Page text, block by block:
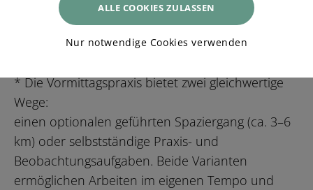
07.30
Uhr
Fragen,
Abschlussspaziergang
& Abreise
* Die Vormittagspraxis bietet zwei gleichwertige
Wege:
einen optionalen geführten Spaziergang (ca. 3–6
km) oder selbstständige Praxis- und
Beobachtungsaufgaben. Beide Varianten
ermöglichen Arbeiten im eigenen Tempo und
ALLE COOKIES ZULASSEN
Nur notwendige Cookies verwenden